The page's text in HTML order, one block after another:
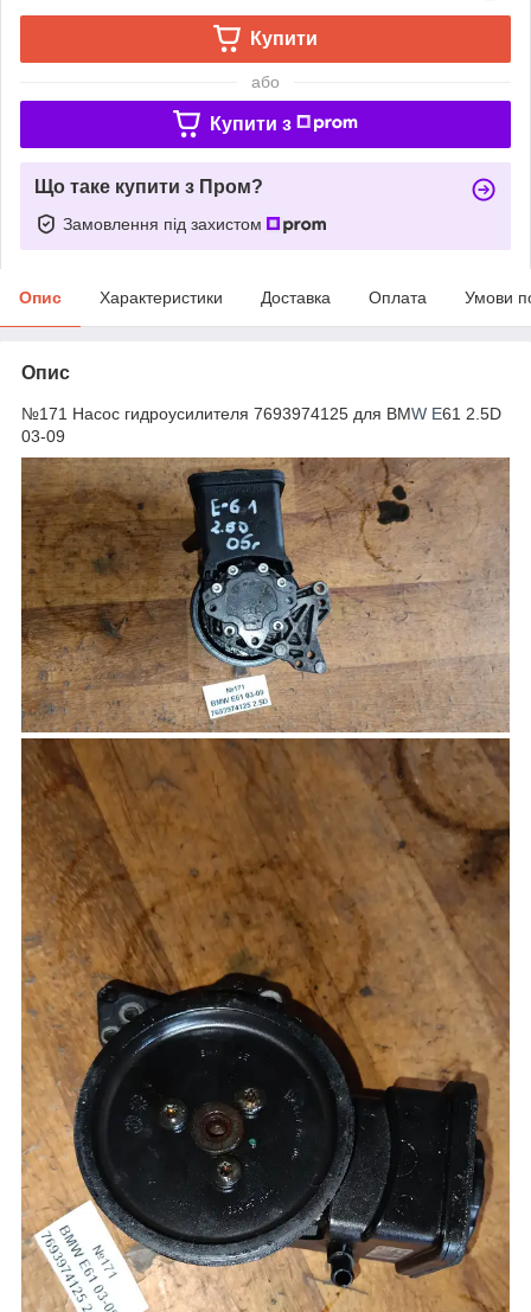
Купити
або
Купити з
Що таке купити з Пром?
Замовлення під захистом
Опис Характеристики Доставка Оплата Умови
Опис
№171 Насос гидроусилителя 7693974125 для BMW E61 2.5D
03-09